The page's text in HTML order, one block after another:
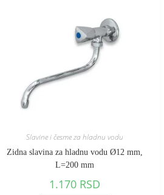
Slavine i česme za hladnu vodu
Zidna slavina za hladnu vodu Ø12 mm,
L=200 mm
1.170 RSD